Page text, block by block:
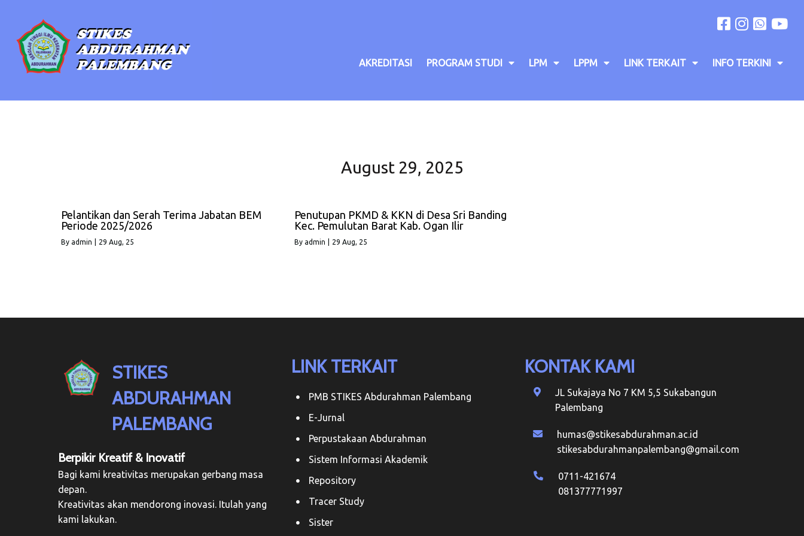
AKREDITASI PROGRAM STUDI LPM LPPM LINK TERKAIT INFO TERKINI
August 29, 2025
Pelantikan dan Serah Terima Jabatan BEM
Periode 2025/2026
By admin 29 Aug, 25
Penutupan PKMD & KKN di Desa Sri Banding
Kec. Pemulutan Barat Kab. Ogan Ilir
By admin 29 Aug, 25
STIKES
ABDURAHMAN
PALEMBANG
Berpikir Kreatif & Inovatif
Bagi kami kreativitas merupakan gerbang masa
depan.
Kreativitas akan mendorong inovasi. Itulah yang
kami lakukan.
LINK TERKAIT
PMB STIKES Abdurahman Palembang
E-Jurnal
Perpustakaan Abdurahman
Sistem Informasi Akademik
Repository
Tracer Study
Sister
KONTAK KAMI
JL Sukajaya No 7 KM 5,5 Sukabangun
Palembang
humas@stikesabdurahman.ac.id
stikesabdurahmanpalembang@gmail.com
0711-421674
081377771997